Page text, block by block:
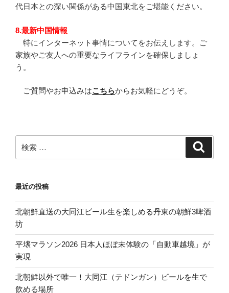
代日本との深い関係がある中国東北をご堪能ください。
8.最新中国情報
特にインターネット事情についてをお伝えします。ご
家族やご友人への重要なライフラインを確保しましょ
う。
ご質問やお申込みはこちらからお気軽にどうぞ。
索:
最近の投稿
北朝鮮直送の大同江ビール生を楽しめる丹東の朝鮮3啤酒
坊
平壌マラソン2026 日本人ほぼ未体験の「自動車越境」が
実現
北朝鮮以外で唯一！大同江（テドンガン）ビールを生で
飲める場所